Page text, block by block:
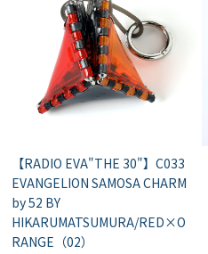
【RADIO EVA"THE 30"】C033
EVANGELION SAMOSA CHARM
by 52 BY
HIKARUMATSUMURA/RED×O
RANGE（02）